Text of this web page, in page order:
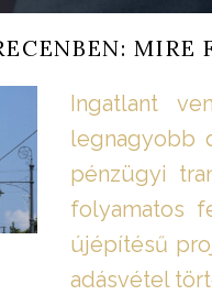
MIRE
Ingatlant
legnagyobb
pénzügyi
folyamatos
újépítésű
adásvétel